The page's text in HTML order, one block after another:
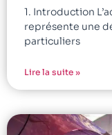
1. Introduction
représente une
particuliers
Lire la suite »